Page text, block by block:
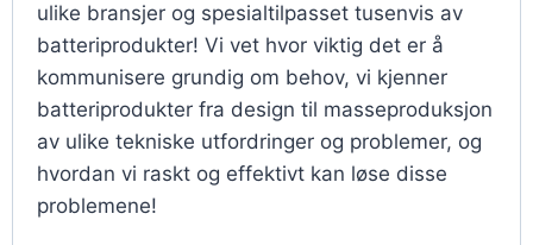
ulike bransjer og spesialtilpasset tusenvis av
batteriprodukter! Vi vet hvor viktig det er å
kommunisere grundig om behov, vi kjenner
batteriprodukter fra design til masseproduksjon
av ulike tekniske utfordringer og problemer, og
hvordan vi raskt og effektivt kan løse disse
problemene!